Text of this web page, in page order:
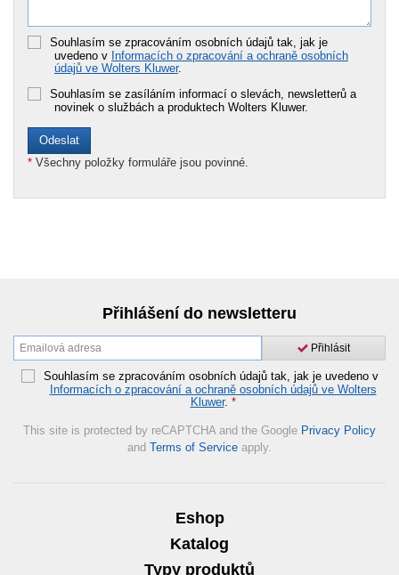
Souhlasím se zpracováním osobních údajů tak, jak je
uvedeno v Informacích o zpracování a ochraně osobních
údajů ve Wolters Kluwer.
Souhlasím se zasíláním informací o slevách, newsletterů a
novinek o službách a produktech Wolters Kluwer.
* Všechny položky formuláře jsou povinné.
Přihlášení do newsletteru
Přihlásit
Souhlasím se zpracováním osobních údajů tak, jak je uvedeno v
Informacích o zpracování a ochraně osobních údajů ve Wolters
Kluwer. *
This site is protected by reCAPTCHA and the Google Privacy Policy
and Terms of Service apply.
Eshop
Katalog
Typy produktů